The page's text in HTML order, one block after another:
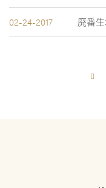
02-24-2017 廃番